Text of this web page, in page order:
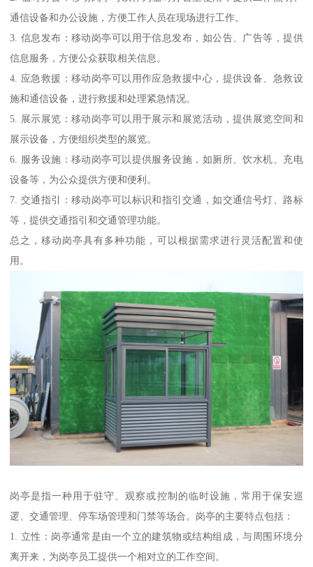
通信设备和办公设施，方便工作人员在现场进行工作。
3. 信息发布：移动岗亭可以用于信息发布，如公告、广告等，提供
信息服务，方便公众获取相关信息。
4. 应急救援：移动岗亭可以用作应急救援中心，提供设备、急救设
施和通信设备，进行救援和处理紧急情况。
5. 展示展览：移动岗亭可以用于展示和展览活动，提供展览空间和
展示设备，方便组织类型的展览。
6. 服务设施：移动岗亭可以提供服务设施，如厕所、饮水机、充电
设备等，为公众提供方便和便利。
7. 交通指引：移动岗亭可以标识和指引交通，如交通信号灯、路标
等，提供交通指引和交通管理功能。
总之，移动岗亭具有多种功能，可以根据需求进行灵活配置和使
用。
岗亭是指一种用于驻守、观察或控制的临时设施，常用于保安巡
逻、交通管理、停车场管理和门禁等场合。岗亭的主要特点包括：
1. 立性：岗亭通常是由一个立的建筑物或结构组成，与周围环境分
离开来，为岗亭员工提供一个相对立的工作空间。